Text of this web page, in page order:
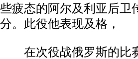
些疲态的阿尔及利亚后卫
分。此役他表现及格，
在次役战俄罗斯的比